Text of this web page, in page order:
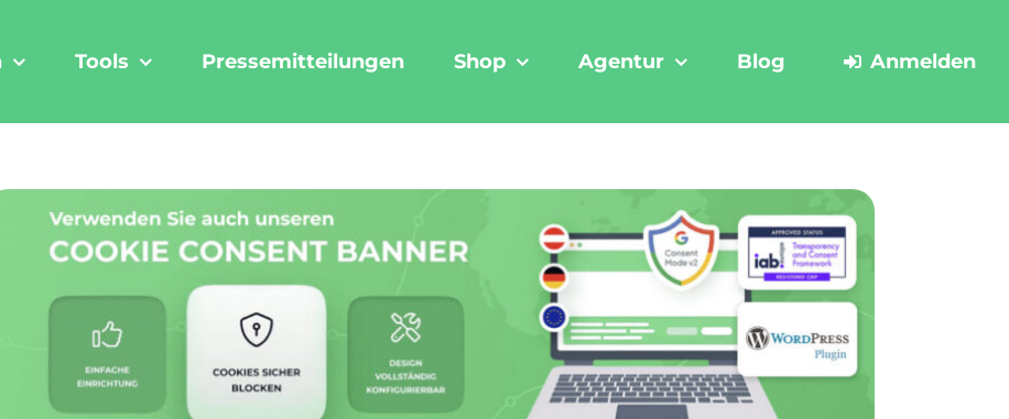
Tools Pressemitteilungen Shop Agentur Blog Anmelden